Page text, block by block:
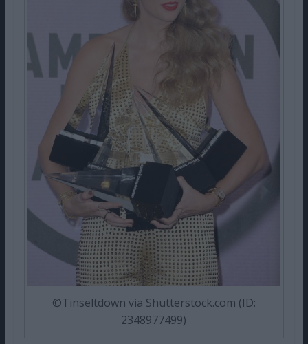
©Tinseltdown via Shutterstock.com (ID:
2348977499)